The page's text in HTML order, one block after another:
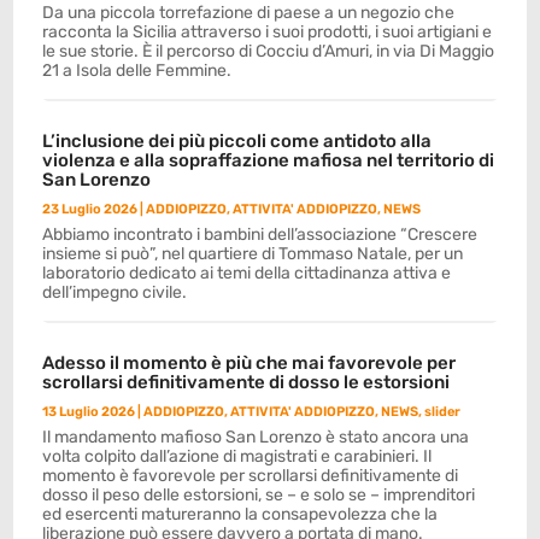
Da una piccola torrefazione di paese a un negozio che
racconta la Sicilia attraverso i suoi prodotti, i suoi artigiani e
le sue storie. È il percorso di Cocciu d’Amuri, in via Di Maggio
21 a Isola delle Femmine.
L’inclusione dei più piccoli come antidoto alla
violenza e alla sopraffazione mafiosa nel territorio di
San Lorenzo
23 Luglio 2026 |ADDIOPIZZO,ATTIVITA' ADDIOPIZZO,NEWS
Abbiamo incontrato i bambini dell’associazione “Crescere
insieme si può”, nel quartiere di Tommaso Natale, per un
laboratorio dedicato ai temi della cittadinanza attiva e
dell’impegno civile.
Adesso il momento è più che mai favorevole per
scrollarsi definitivamente di dosso le estorsioni
13 Luglio 2026 |ADDIOPIZZO,ATTIVITA' ADDIOPIZZO,NEWS,slider
Il mandamento mafioso San Lorenzo è stato ancora una
volta colpito dall’azione di magistrati e carabinieri. Il
momento è favorevole per scrollarsi definitivamente di
dosso il peso delle estorsioni, se – e solo se – imprenditori
ed esercenti matureranno la consapevolezza che la
liberazione può essere davvero a portata di mano.